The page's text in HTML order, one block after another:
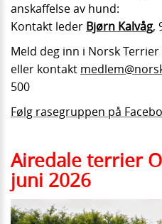
anskaffelse av hund:
Kontakt leder Bjørn Kalvåg,
Meld deg inn i Norsk
eller kontakt
500
Følg rasegruppen på
Airedale terrier
juni 2026